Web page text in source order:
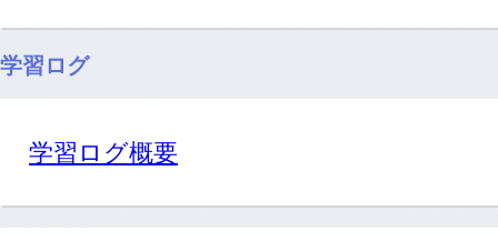
学習ログ
学習ログ概要